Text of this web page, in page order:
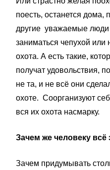
поесть, останется дома,
другие уважаемые люди
заниматься чепухой или
охота. А есть такие,
получат удовольствия,
не та, и не всё они
охоте. Соорганизуют
вся их охота насмарку.
Зачем же человеку всё
Зачем придумывать